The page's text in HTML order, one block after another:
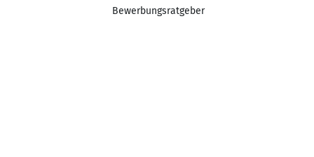
Bewerbungsratgeber